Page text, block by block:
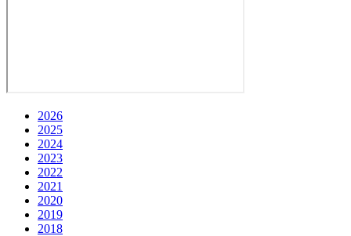
2026
2025
2024
2023
2022
2021
2020
2019
2018